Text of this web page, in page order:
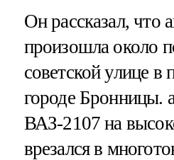
Он рассказал, что
произошла около
советской улице в
городе Бронницы.
ВАЗ-2107 на
врезался в